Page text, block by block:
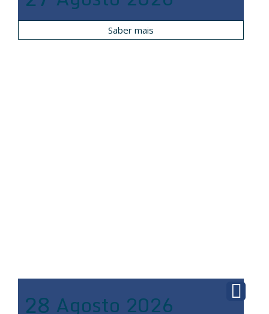
Saber mais
28 Agosto 2026